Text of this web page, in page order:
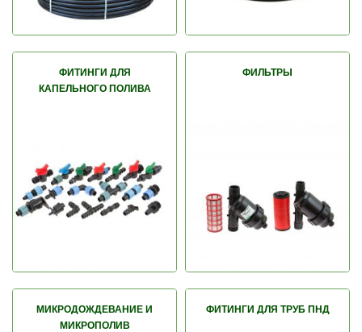
ФИТИНГИ ДЛЯ
КАПЕЛЬНОГО ПОЛИВА
ФИЛЬТРЫ
МИКРОДОЖДЕВАНИЕ И
МИКРОПОЛИВ
ФИТИНГИ ДЛЯ ТРУБ ПНД